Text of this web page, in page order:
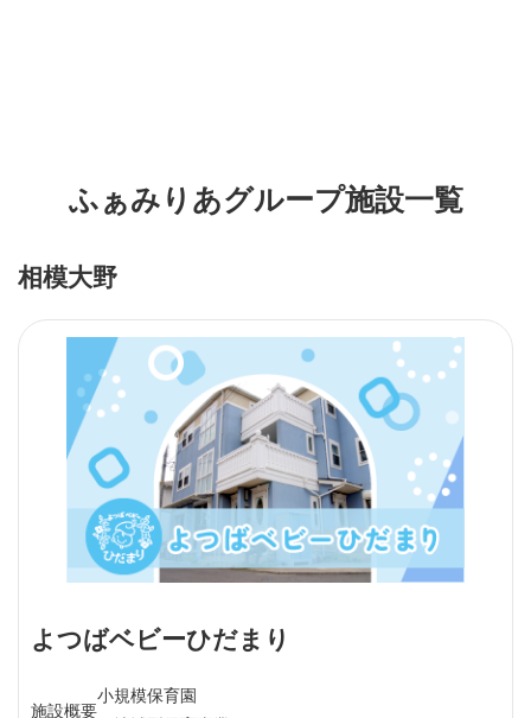
ふぁみりあグループ施設一覧
相模大野
よつばベビーひだまり
施設概要
小規模保育園